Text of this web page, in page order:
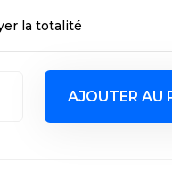
la totalité
AJOUTER AU